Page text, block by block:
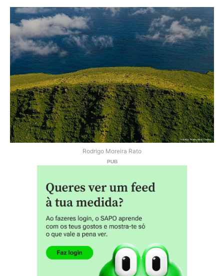
Rodrigo Moreira Rato